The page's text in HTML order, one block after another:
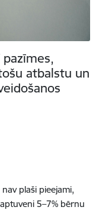
atbalstu un
plaši pieejami,
5–7% bērnu